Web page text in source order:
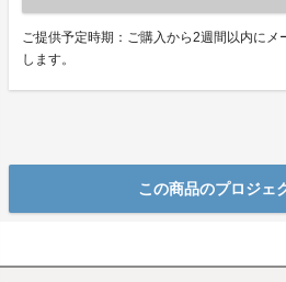
ご提供予定時期：ご購入から2週間以内にメ
します。
この商品のプロジェ